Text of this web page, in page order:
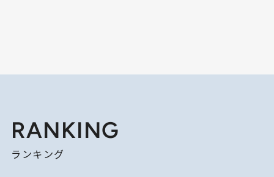
RANKING
ランキング